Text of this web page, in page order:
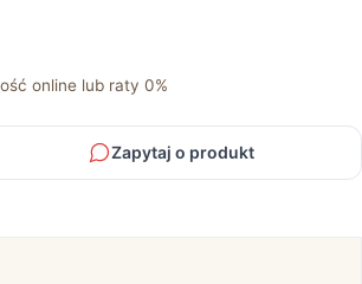
online lub raty 0%
Zapytaj o produkt